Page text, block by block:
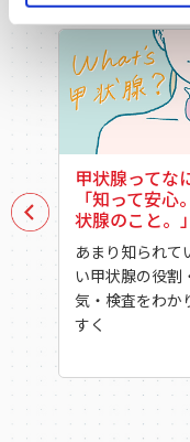
甲状腺ってな
「知って安心
状腺のこと。」
あまり知られて
い甲状腺の役割
気・検査をわか
すく